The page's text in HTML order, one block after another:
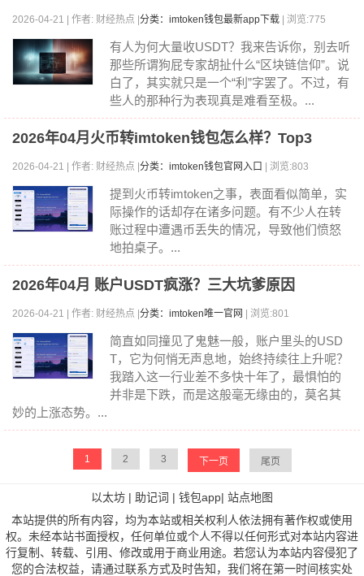
2026-04-21 | 作者: 财经热点 | 分类：imtoken钱包最新app下载 | 浏览:775
有人为何大量收USDT？我来告诉你，别去听
那些所谓狗屁专家胡扯什么“区块链信仰”。说
白了，其实就只是一个“利”字罢了。不过，有
些人的那种行为表现真是难看至极。...
2026年04月火币转imtoken钱包怎么样？Top3
2026-04-21 | 作者: 财经热点 | 分类：imtoken钱包官网入口 | 浏览:803
提到火币转imtoken之事，表面看似简单，实
际操作的话却存在诸多问题。有不少人在转
账过程中遭遇币丢失的情况，导致他们愤怒
地拍桌子。...
2026年04月 账户USDT疯涨？三大坑爹原因
2026-04-21 | 作者: 财经热点 | 分类：imtoken唯一官网 | 浏览:801
简直如同撞见了鬼魅一般，账户里头的USD
T，它为何悄无声息地，始终持续往上升呢？
我踏入这一行业差不多快十年了，最惧怕的
并非是下跌，而是这般毫无缘由的，莫名其
妙的上涨态势。...
1 2 3 下一页 尾页
以太坊 | 助记词 | 钱包app| 站点地图
本站提供的所有内容，均为本站或相关权利人依法拥有著作权或使用
权。未经本站书面授权，任何单位或个人不得以任何形式对本站内容进
行复制、转载、引用、修改或用于商业用途。若您认为本站内容侵犯了
您的合法权益，请通过联系方式及时告知，我们将在第一时间核实处